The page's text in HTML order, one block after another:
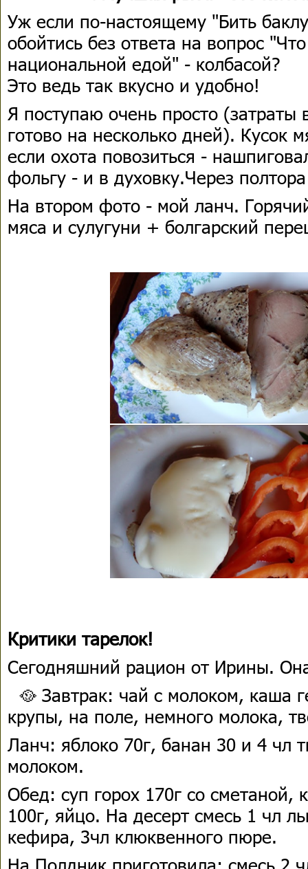
Уж если по-настоящему "Бить
обойтись без ответа на вопрос
национальной едой" - колбасой?
Это ведь так вкусно и удобно!
Я поступаю очень просто
готово на несколько дней). Кусок
если охота повозиться -
фольгу - и в духовку.Через
На втором фото - мой ланч.
мяса и сулугуни + болгарский
Критики тарелок!
Сегодняшний рацион от Ирины.
🥘 Завтрак: чай с молоком, каша
крупы, на поле, немного молока,
Ланч: яблоко 70г, банан 30 и 4 чл
молоком.
Обед: суп горох 170г со сметаной,
100г, яйцо. На десерт смесь 1 чл
кефира, 3чл клюквенного пюре.